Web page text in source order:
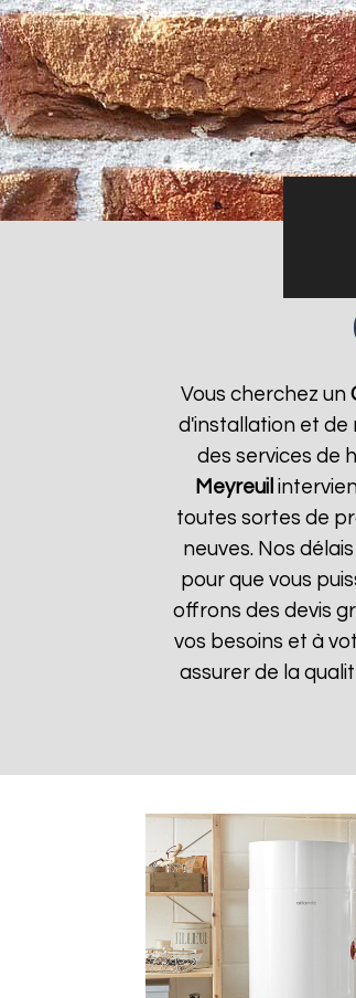
Vous cherchez un
d'installation et de
des services de
Meyreuil
toutes sortes de
neuves. Nos
pour que vous
offrons des devis
vos besoins et à
assurer de la